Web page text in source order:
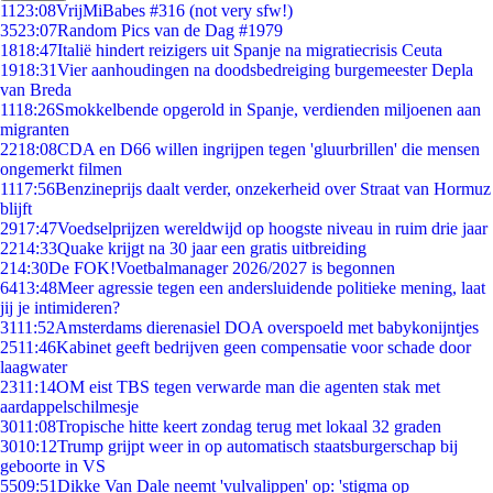
11 23:08VrijMiBabes #316 (not very sfw!)
3523:07Random Pics van de Dag #1979
1818:47Italië hindert reizigers uit Spanje na migratiecrisis Ceuta
1918:31Vier aanhoudingen na doodsbedreiging burgemeester Depla
van Breda
1118:26Smokkelbende opgerold in Spanje, verdienden miljoenen aan
migranten
2218:08CDA en D66 willen ingrijpen tegen 'gluurbrillen' die mensen
ongemerkt filmen
1117:56Benzineprijs daalt verder, onzekerheid over Straat van Hormuz
blijft
2917:47Voedselprijzen wereldwijd op hoogste niveau in ruim drie jaar
2214:33Quake krijgt na 30 jaar een gratis uitbreiding
214:30De FOK!Voetbalmanager 2026/2027 is begonnen
6413:48Meer agressie tegen een andersluidende politieke mening, laat
jij je intimideren?
3111:52Amsterdams dierenasiel DOA overspoeld met babykonijntjes
2511:46Kabinet geeft bedrijven geen compensatie voor schade door
laagwater
2311:14OM eist TBS tegen verwarde man die agenten stak met
aardappelschilmesje
3011:08Tropische hitte keert zondag terug met lokaal 32 graden
3010:12Trump grijpt weer in op automatisch staatsburgerschap bij
geboorte in VS
5509:51Dikke Van Dale neemt 'vulvalippen' op: 'stigma op